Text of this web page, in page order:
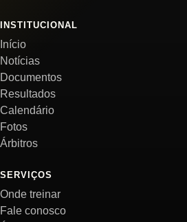
INSTITUCIONAL
Início
Notícias
Documentos
Resultados
Calendário
Fotos
Árbitros
SERVIÇOS
Onde treinar
Fale conosco